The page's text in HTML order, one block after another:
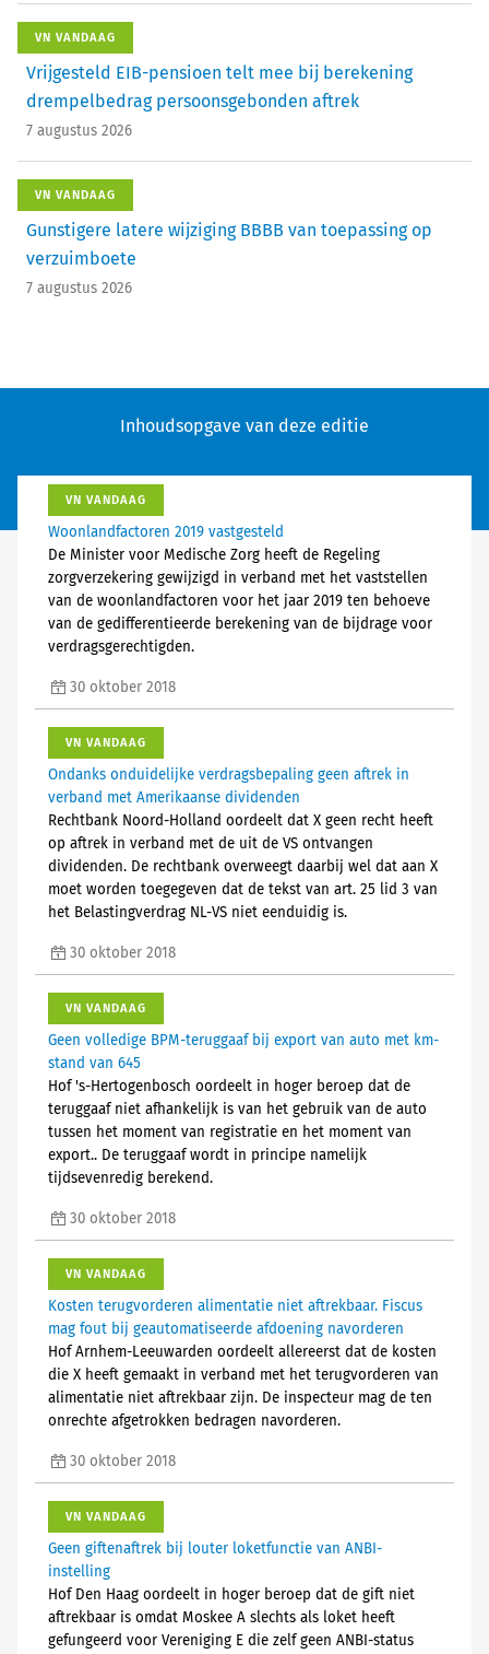
VN VANDAAG
Vrijgesteld EIB-pensioen telt mee bij berekening
drempelbedrag persoonsgebonden aftrek
7 augustus 2026
VN VANDAAG
Gunstigere latere wijziging BBBB van toepassing op
verzuimboete
7 augustus 2026
Inhoudsopgave van deze editie
VN VANDAAG
Woonlandfactoren 2019 vastgesteld
De Minister voor Medische Zorg heeft de Regeling
zorgverzekering gewijzigd in verband met het vaststellen
van de woonlandfactoren voor het jaar 2019 ten behoeve
van de gedifferentieerde berekening van de bijdrage voor
verdragsgerechtigden.
30 oktober 2018
VN VANDAAG
Ondanks onduidelijke verdragsbepaling geen aftrek in
verband met Amerikaanse dividenden
Rechtbank Noord-Holland oordeelt dat X geen recht heeft
op aftrek in verband met de uit de VS ontvangen
dividenden. De rechtbank overweegt daarbij wel dat aan X
moet worden toegegeven dat de tekst van art. 25 lid 3 van
het Belastingverdrag NL-VS niet eenduidig is.
30 oktober 2018
VN VANDAAG
Geen volledige BPM-teruggaaf bij export van auto met km-
stand van 645
Hof 's-Hertogenbosch oordeelt in hoger beroep dat de
teruggaaf niet afhankelijk is van het gebruik van de auto
tussen het moment van registratie en het moment van
export.. De teruggaaf wordt in principe namelijk
tijdsevenredig berekend.
30 oktober 2018
VN VANDAAG
Kosten terugvorderen alimentatie niet aftrekbaar. Fiscus
mag fout bij geautomatiseerde afdoening navorderen
Hof Arnhem-Leeuwarden oordeelt allereerst dat de kosten
die X heeft gemaakt in verband met het terugvorderen van
alimentatie niet aftrekbaar zijn. De inspecteur mag de ten
onrechte afgetrokken bedragen navorderen.
30 oktober 2018
VN VANDAAG
Geen giftenaftrek bij louter loketfunctie van ANBI-
instelling
Hof Den Haag oordeelt in hoger beroep dat de gift niet
aftrekbaar is omdat Moskee A slechts als loket heeft
gefungeerd voor Vereniging E die zelf geen ANBI-status